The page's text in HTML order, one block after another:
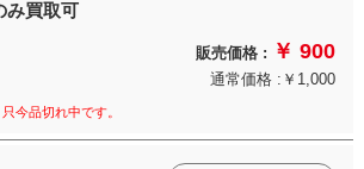
み買取可
販売価格 : ￥ 900
通常価格 :￥1,000
今品切れ中です。